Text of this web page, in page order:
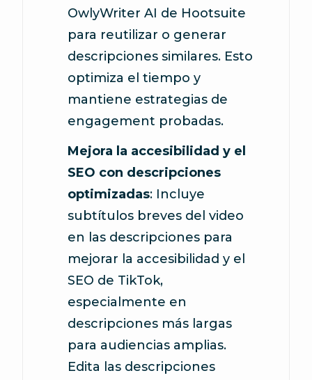
OwlyWriter AI de Hootsuite
para reutilizar o generar
descripciones similares. Esto
optimiza el tiempo y
mantiene estrategias de
engagement probadas.
Mejora la accesibilidad y el
SEO con descripciones
optimizadas: Incluye
subtítulos breves del video
en las descripciones para
mejorar la accesibilidad y el
SEO de TikTok,
especialmente en
descripciones más largas
para audiencias amplias.
Edita las descripciones